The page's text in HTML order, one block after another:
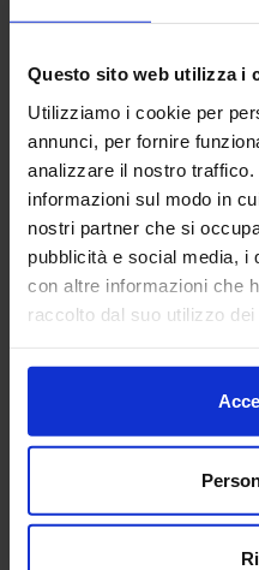
Questo sito web utilizza i
Utilizziamo i cookie per
annunci, per fornire
analizzare il nostro
informazioni sul modo in
nostri partner che si
pubblicità e social media, i
con altre informazioni che
raccolto dal suo utilizzo dei